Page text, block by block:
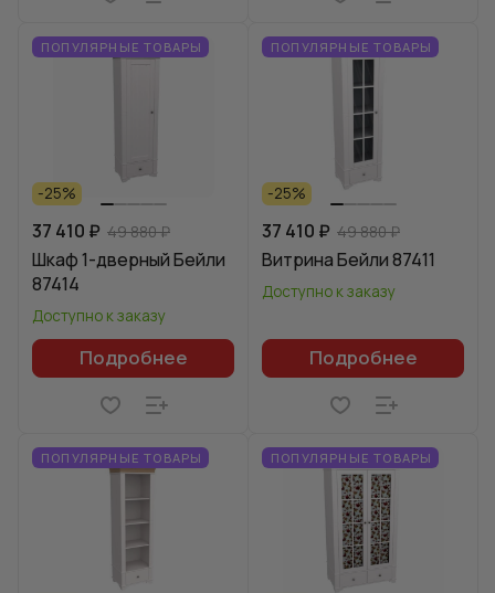
ПОПУЛЯРНЫЕ ТОВАРЫ
-25%
37 410 ₽ 49 880 ₽
Шкаф 1-дверный Бейли
87414
Доступно к заказу
Подробнее
ПОПУЛЯРНЫЕ ТОВАРЫ
-25%
37 410 ₽ 49 880 ₽
Витрина Бейли 87411
Доступно к заказу
Подробнее
ПОПУЛЯРНЫЕ ТОВАРЫ ПОПУЛЯРНЫЕ ТОВАРЫ